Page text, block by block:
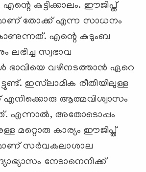
കുട്ടിക്കാലം. ഈജിപ്ത്
തോക്ക് എന്ന സാധനം
എന്റെ കുടുംബ
ലഭിച്ച സ്വഭാവ
വഴിനടത്താന്‍ ഏറെ
ഇസ്‌ലാമിക രീതിയിലുള്ള
എനിക്കൊരു ആത്മവിശ്വാസം
എന്നാല്‍, അതോടൊപ്പം
മറ്റൊരു കാര്യം ഈജിപ്ത്
സര്‍വകലാശാല
നേടാനെനിക്ക്